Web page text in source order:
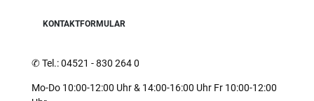
KONTAKTFORMULAR
✆Tel.: 04521 - 830 264 0
Mo-Do 10:00-12:00 Uhr & 14:00-16:00 Uhr Fr 10:00-12:00